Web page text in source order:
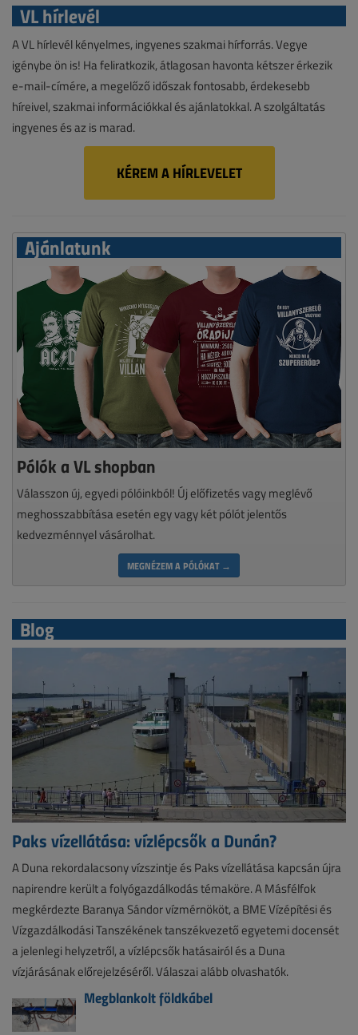
VL hírlevél
A VL hírlevél kényelmes, ingyenes szakmai hírforrás. Vegye
igénybe ön is! Ha feliratkozik, átlagosan havonta kétszer érkezik
e-mail-címére, a megelőző időszak fontosabb, érdekesebb
híreivel, szakmai információkkal és ajánlatokkal. A szolgáltatás
ingyenes és az is marad.
KÉREM A HÍRLEVELET
Ajánlatunk
Pólók a VL shopban
Válasszon új, egyedi pólóinkból! Új előfizetés vagy meglévő
meghosszabbítása esetén egy vagy két pólót jelentős
kedvezménnyel vásárolhat.
MEGNÉZEM A PÓLÓKAT →
Blog
Paks vízellátása: vízlépcsők a Dunán?
A Duna rekordalacsony vízszintje és Paks vízellátása kapcsán újra
napirendre került a folyógazdálkodás témaköre. A Másfélfok
megkérdezte Baranya Sándor vízmérnököt, a BME Vízépítési és
Vízgazdálkodási Tanszékének tanszékvezető egyetemi docensét
a jelenlegi helyzetről, a vízlépcsők hatásairól és a Duna
vízjárásának előrejelzéséről. Válaszai alább olvashatók.
Megblankolt földkábel